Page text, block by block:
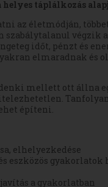
helyes táplálkozás
az életmódján,
szabálytalanul végzik
időt, pénzt és
elmaradnak és
mellett ott állna
építeni.
elhelyezkedése
eszközös
a gyakorlatban